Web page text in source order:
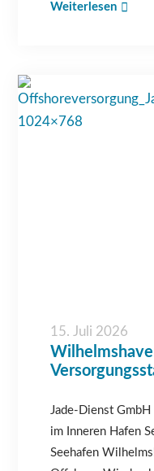
Weiterlesen
15. Juli 2026
Jade-Dienst
im Inneren Hafen
Seehafen